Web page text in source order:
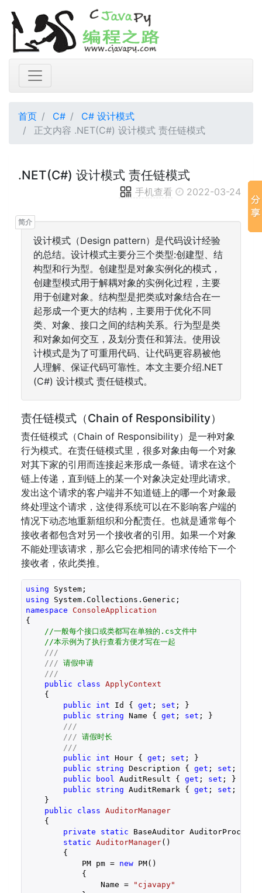
首页 C#
C# 设计模式
正文内容 .NET(C#) 设计模式 责任链模式
.NET(C#) 设计模式 责任链模式
手机查看 2022-03-24
设计模式（Design pattern）是代码设计经验
的总结。设计模式主要分三个类型:创建型、结
构型和行为型。创建型是对象实例化的模式，
创建型模式用于解耦对象的实例化过程，主要
用于创建对象。结构型是把类或对象结合在一
起形成一个更大的结构，主要用于优化不同
类、对象、接口之间的结构关系。行为型是类
和对象如何交互，及划分责任和算法。使用设
计模式是为了可重用代码、让代码更容易被他
人理解、保证代码可靠性。本文主要介绍.NET
(C#) 设计模式 责任链模式。
责任链模式（Chain of Responsibility）
责任链模式（Chain of Responsibility）是一种对象
行为模式。在责任链模式里，很多对象由每一个对象
对其下家的引用而连接起来形成一条链。请求在这个
链上传递，直到链上的某一个对象决定处理此请求。
发出这个请求的客户端并不知道链上的哪一个对象最
终处理这个请求，这使得系统可以在不影响客户端的
情况下动态地重新组织和分配责任。也就是通常每个
接收者都包含对另一个接收者的引用。如果一个对象
不能处理该请求，那么它会把相同的请求传给下一个
接收者，依此类推。
using
using
namespace ConsoleApplication
{
//一般每个接口或类都写在单独的.cs文件中
//本示例为了执行查看方便才写在一起
///
/// 请假申请
///
public
class ApplyContext
    {
public
int Id { get ; set ; }
public
string Name { get ; set ; }
///
/// 请假时长
///
public
int Hour { get ; set ; }
public
string Description { get ; set ; }
public
bool AuditResult { get ; set ; }
public
string AuditRemark { get ; set ; }
    }
public
class AuditorManager
    {
private
static BaseAuditor AuditorProcess
static AuditorManager( )
{
            PM pm =
new PM()
            {
                Name =
"cjavapy"